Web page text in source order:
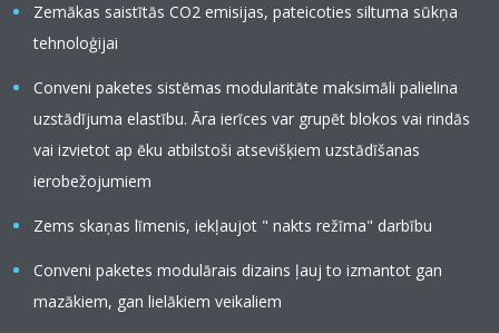
Zemākas saistītās CO2 emisijas, pateicoties siltuma sūkņa
tehnoloģijai
Conveni paketes sistēmas modularitāte maksimāli palielina
uzstādījuma elastību. Āra ierīces var grupēt blokos vai rindās
vai izvietot ap ēku atbilstoši atsevišķiem uzstādīšanas
ierobežojumiem
Zems skaņas līmenis, iekļaujot " nakts režīma" darbību
Conveni paketes modulārais dizains ļauj to izmantot gan
mazākiem, gan lielākiem veikaliem